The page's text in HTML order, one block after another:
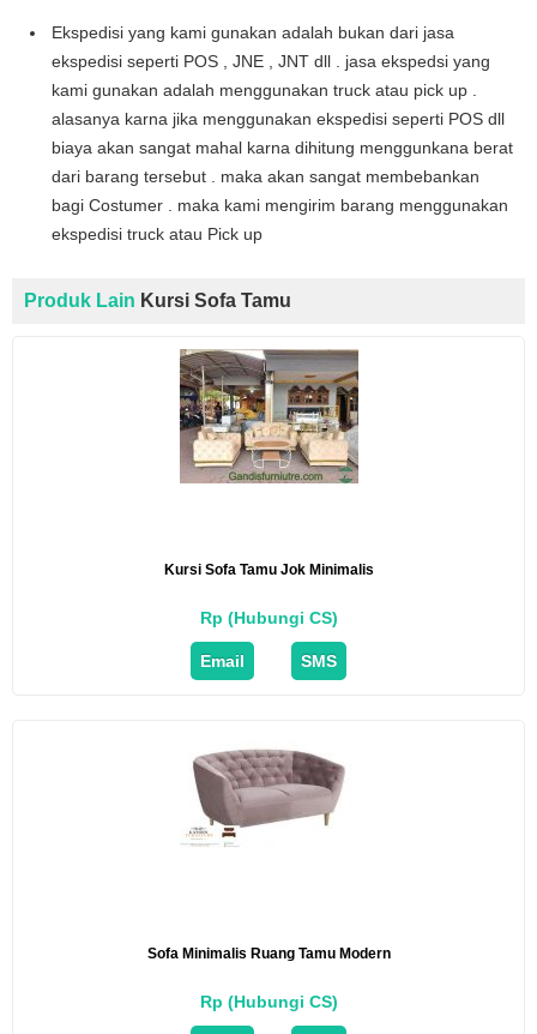
Ekspedisi yang kami gunakan adalah bukan dari jasa
ekspedisi seperti POS , JNE , JNT dll . jasa ekspedsi yang
kami gunakan adalah menggunakan truck atau pick up .
alasanya karna jika menggunakan ekspedisi seperti POS dll
biaya akan sangat mahal karna dihitung menggunkana berat
dari barang tersebut . maka akan sangat membebankan
bagi Costumer . maka kami mengirim barang menggunakan
ekspedisi truck atau Pick up
Produk Lain Kursi Sofa Tamu
Kursi Sofa Tamu Jok Minimalis
Rp (Hubungi CS)
Email SMS
Sofa Minimalis Ruang Tamu Modern
Rp (Hubungi CS)